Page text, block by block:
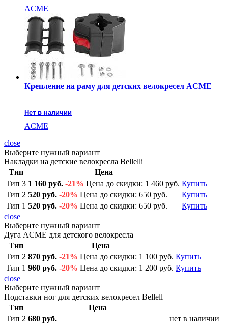
ACME
Крепление на раму для детских велокресел ACME
Нет в наличии
ACME
close
Выберите нужный вариант
Накладки на детские велокресла Bellelli
Тип
Цена
Тип 3 1 160 руб. -21% Цена до скидки: 1 460 руб. Купить
Тип 2 520 руб. -20% Цена до скидки: 650 руб.
Купить
Тип 1 520 руб. -20% Цена до скидки: 650 руб.
Купить
close
Выберите нужный вариант
Дуга ACME для детского велокресла
Тип
Цена
Тип 2 870 руб. -21% Цена до скидки: 1 100 руб. Купить
Тип 1 960 руб. -20% Цена до скидки: 1 200 руб. Купить
close
Выберите нужный вариант
Подставки ног для детских велокресел Bellell
Тип
Цена
Тип 2 680 руб.
нет в наличии